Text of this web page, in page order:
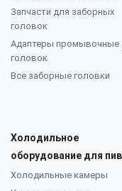
Запчасти для заборных
головок
Адаптеры промывочные
головок
Все заборные головки
Холодильное
оборудование для
Холодильные камеры